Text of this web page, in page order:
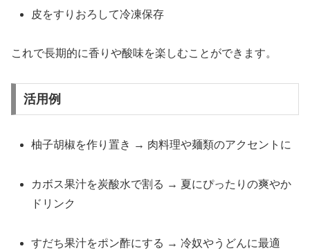
皮をすりおろして冷凍保存
これで長期的に香りや酸味を楽しむことができます。
活用例
柚子胡椒を作り置き → 肉料理や麺類のアクセントに
カボス果汁を炭酸水で割る → 夏にぴったりの爽やか
ドリンク
すだち果汁をポン酢にする → 冷奴やうどんに最適